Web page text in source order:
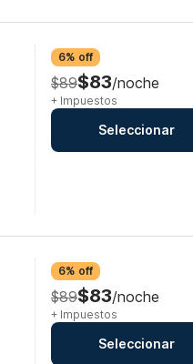
6% off
$89$83/noche
+ Impuestos
Seleccionar
6% off
$89$83/noche
+ Impuestos
Seleccionar